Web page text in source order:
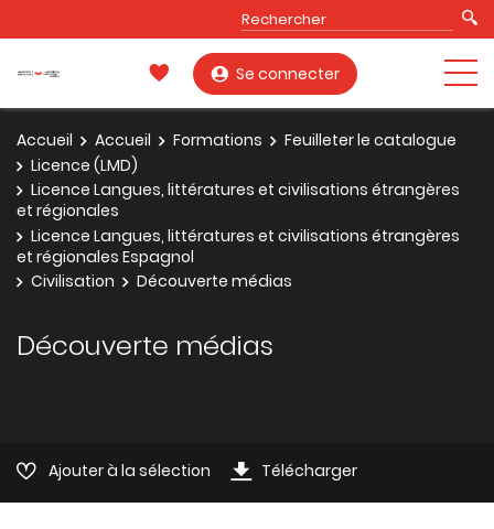
Se connecter
Accueil Accueil Formations
Feuilleter le catalogue
Licence (LMD)
Licence Langues, littératures et civilisations étrangères
et régionales
Licence Langues, littératures et civilisations étrangères
et régionales Espagnol
Civilisation
Découverte médias
Découverte médias
Ajouter à la sélection Télécharger